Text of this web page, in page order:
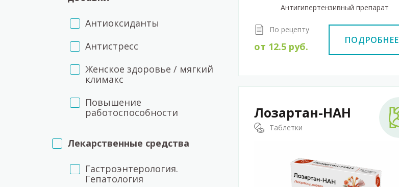
Антиоксиданты
Антистресс
Женское здоровье / мягкий
климакс
Повышение
работоспособности
Лекарственные средства
Гастроэнтерология.
Гепатология
Антигипертензивный препарат
По рецепту
от 12.5руб.
ПОДРОБНЕЕ
Лозартан-НАН
Таблетки